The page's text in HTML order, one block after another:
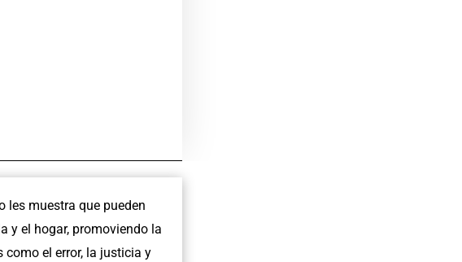
les muestra que pueden
y el hogar, promoviendo la
el error, la justicia y